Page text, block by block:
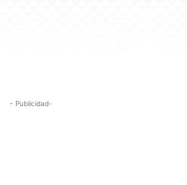
- Publicidad-